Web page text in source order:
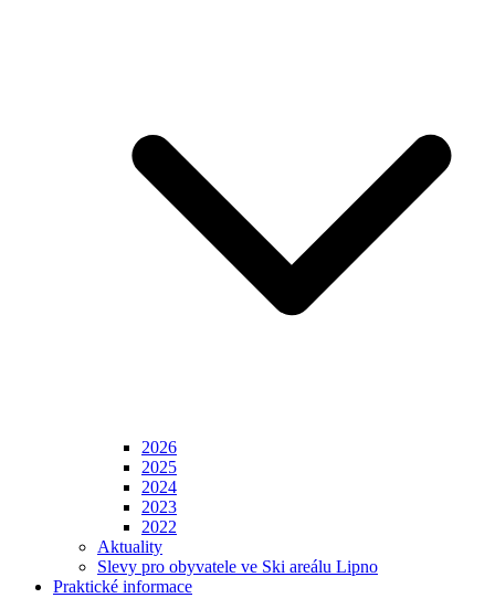
2026
2025
2024
2023
2022
Aktuality
Slevy pro obyvatele ve Ski areálu Lipno
Praktické informace